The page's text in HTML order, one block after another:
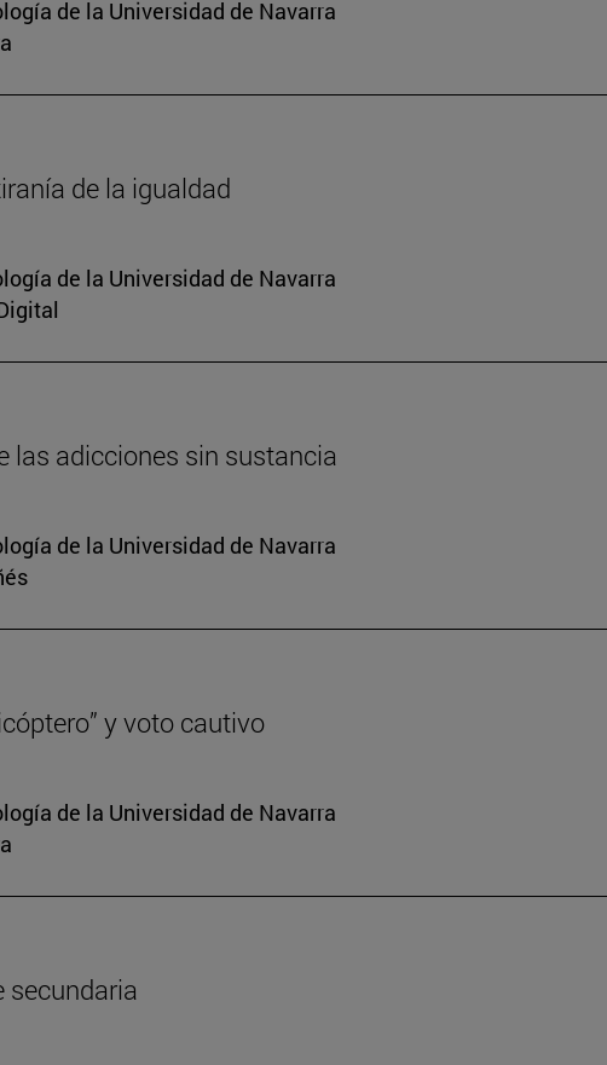
de la Universidad de Navarra
de la igualdad
de la Universidad de Navarra
las adicciones sin sustancia
de la Universidad de Navarra
y voto cautivo
de la Universidad de Navarra
secundaria